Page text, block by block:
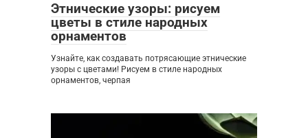
Этнические узоры: рисуем
цветы в стиле народных
орнаментов
Узнайте, как создавать потрясающие этнические
узоры с цветами! Рисуем в стиле народных
орнаментов, черпая